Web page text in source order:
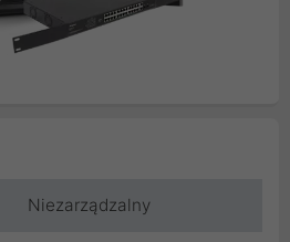
Niezarządzalny